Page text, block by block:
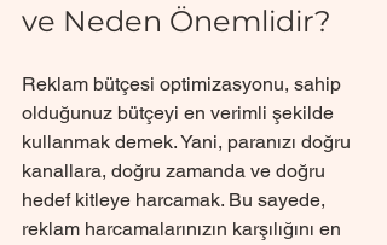
ve Neden Önemlidir?
Reklam bütçesi optimizasyonu, sahip
olduğunuz bütçeyi en verimli şekilde
kullanmak demek. Yani, paranızı doğru
kanallara, doğru zamanda ve doğru
hedef kitleye harcamak. Bu sayede,
reklam harcamalarınızın karşılığını en